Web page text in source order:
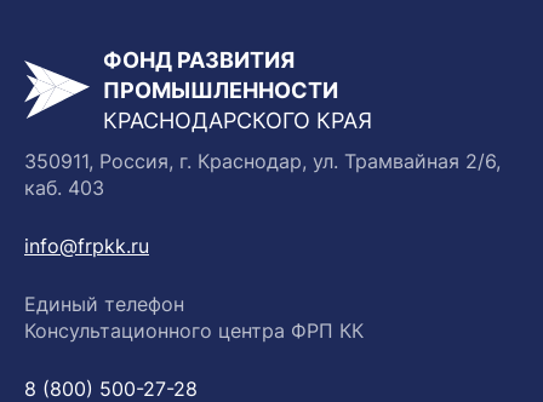
ФОНД РАЗВИТИЯ
ПРОМЫШЛЕННОСТИ
КРАСНОДАРСКОГО КРАЯ
350911, Россия, г. Краснодар, ул. Трамвайная 2/6,
каб. 403
info@frpkk.ru
Единый телефон
Консультационного центра ФРП КК
8 (800) 500-27-28